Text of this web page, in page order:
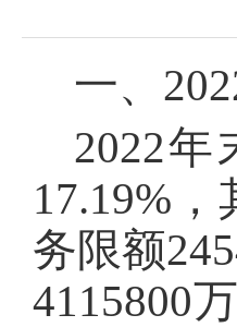
一、
2022
17.19%
务限额
4115800